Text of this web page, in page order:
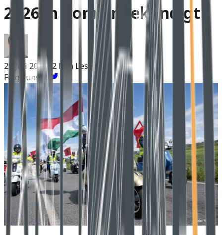
2026 in Rom angekündigt
29 Juli 2025~2 Min Lesen
Folge uns: